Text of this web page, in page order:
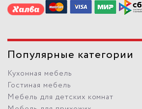
Популярные категории
Кухонная мебель
Гостиная мебель
Мебель для детских комнат